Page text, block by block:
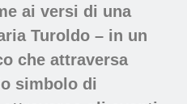
ai versi di una
Turoldo – in un
che attraversa
simbolo di